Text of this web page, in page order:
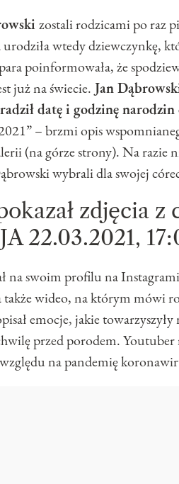
zostali rodzicami po raz
wtedy dziewczynkę,
poinformowała, że
już na świecie. Jan
datę i godzinę
– brzmi opis
(na górze strony). Na razie
wybrali dla swojej
zdjęcia z
22.03.2021,
na swoim profilu na
wideo, na którym mówi
emocje, jakie
przed porodem. Youtuber
na pandemię